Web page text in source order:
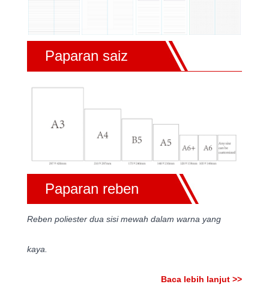
Paparan saiz
Paparan reben
Reben poliester dua sisi mewah dalam warna yang
kaya.
Baca lebih lanjut >>